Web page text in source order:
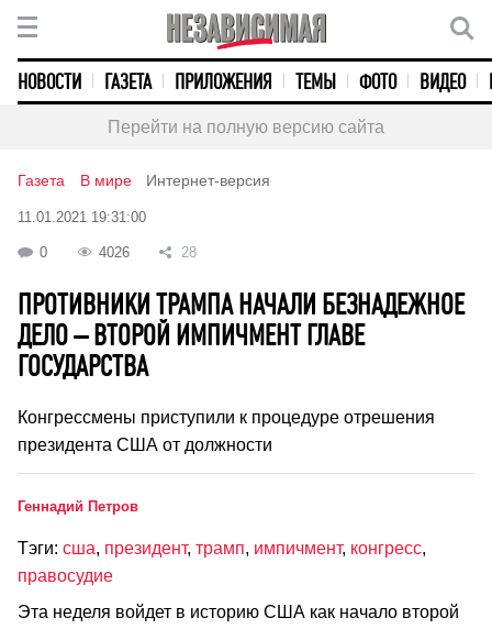
НОВОСТИ ГАЗЕТА ПРИЛОЖЕНИЯ ТЕМЫ ФОТО ВИДЕО
Перейти на полную версию сайта
Газета В мире Интернет-версия
11.01.2021 19:31:00
0 4026 28
ПРОТИВНИКИ ТРАМПА НАЧАЛИ БЕЗНАДЕЖНОЕ
ДЕЛО – ВТОРОЙ ИМПИЧМЕНТ ГЛАВЕ
ГОСУДАРСТВА
Конгрессмены приступили к процедуре отрешения
президента США от должности
Геннадий Петров
Тэги: сша, президент, трамп, импичмент, конгресс,
правосудие
Эта неделя войдет в историю США как начало второй